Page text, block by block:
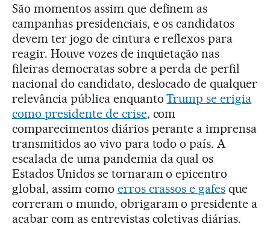
São momentos assim que definem as
campanhas presidenciais, e os candidatos
devem ter jogo de cintura e reflexos para
reagir. Houve vozes de inquietação nas
fileiras democratas sobre a perda de perfil
nacional do candidato, deslocado de qualquer
relevância pública enquantoTrump se erigia
como presidente de crise, com
comparecimentos diários perante a imprensa
transmitidos ao vivo para todo o país. A
escalada de uma pandemia da qual os
Estados Unidos se tornaram o epicentro
global, assim como erros crassos e gafes que
correram o mundo, obrigaram o presidente a
acabar com as entrevistas coletivas diárias.